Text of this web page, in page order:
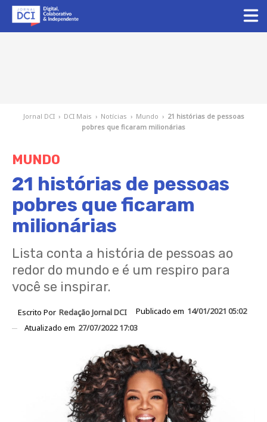
Jornal DCI › DCI Mais › Notícias › Mundo › 21 histórias de pessoas
pobres que ficaram milionárias
MUNDO
21 histórias de pessoas
pobres que ficaram
milionárias
Lista conta a história de pessoas ao
redor do mundo e é um respiro para
você se inspirar.
Escrito Por Redação Jornal DCI Publicado em 14/01/2021 05:02
Atualizado em 27/07/2022 17:03